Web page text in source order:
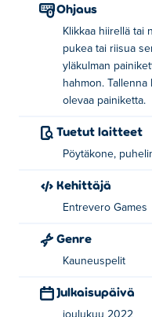
Kuinka pelata
Napsauta tai napauta
poistaaksesi sen
yläkulmassa olevaa
Napauta alla olevaa
Kuka loi Kawaii-
Kawaii Dress-Upin on
Miten voin pelata
ilmaiseksi?
Voit pelata Kawaii
Ohjaus
Klikkaa hiirellä tai
pukea tai riisua
yläkulman
hahmon.
olevaa painiketta.
Tuetut laitteet
Pöytäkone,
Kehittäjä
Entrevero Games
Genre
Kauneuspelit
Julkaisupäivä
joulukuu 2022